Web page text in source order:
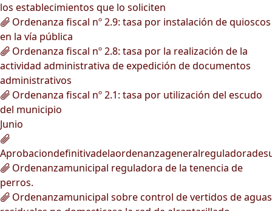
los establecimientos que lo soliciten
Ordenanza fiscal nº 2.9: tasa por instalación de quioscos
en la vía pública
Ordenanza fiscal nº 2.8: tasa por la realización de la
actividad administrativa de expedición de documentos
administrativos
Ordenanza fiscal nº 2.1: tasa por utilización del escudo
del municipio
Junio
Ordenanzamunicipal reguladora de la tenencia de
perros.
Ordenanzamunicipal sobre control de vertidos de aguas